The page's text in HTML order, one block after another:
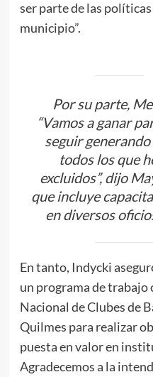
ser parte de las
municipio”.
Por su parte,
“Vamos a ganar
seguir
todos los que
excluidos”, dijo
que incluye
en diversos
En tanto, Indycki
un programa de
Nacional de Clubes de
Quilmes para realizar
puesta en valor en
Agradecemos a la